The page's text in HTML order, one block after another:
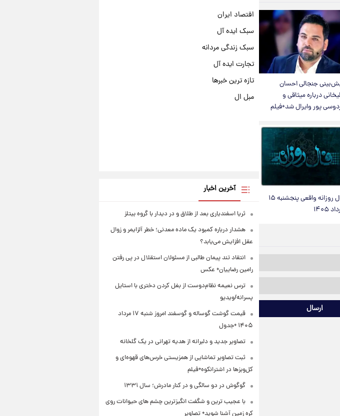
جنجالی احسان
درباره میثاقی و
پور وایرال شد+فیلم
فال روزانه واقعی پنجشنبه ۱۵
۱۴۰۵
ارسال
اقتصاد ایران
سبک ایده آل
سبک زندگی مردانه
تجارت ایده آل
تازه ترین خبرها
مبل ال
آخرین اخبار
ثریا اسفندیاری بعد از طلاق و در دیدار با گروه بیتلز
هشدار درباره کمبود یک ماده معدنی؛ خطر آلزایمر و زوال
عقل افزایش می‌یابد؟
انتقاد تند پیمان طالبی از مسئولان استقلال در پی رفتن
رامین رضاییان+ عکس
ترس نعیمه نظام‌دوست از بغل کردن دختری با استایل
پسرانه/ویدیو
قیمت گوشت گوساله و گوسفند امروز شنبه ۱۷ مرداد
۱۴۰۵ +جدول
تصاویر جدید و دلبرانه از هدیه تهرانی در یک گلخانه
ثبت تصاویر تماشایی از همزیستی خرس‌های قهوه‌ای و
کل‌وبزها در اشترانکوه+فیلم
گوگوش در دو سالگی و در کنار مادرش؛ سال ۱۳۳۱
با عجیب ترین و شگفت انگیزترین چشم های حیوانات روی
کره زمین آشنا شوید+ تصاویر